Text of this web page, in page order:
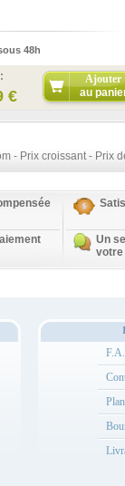
48h
€
Ajouter
au
- Prix croissant- Prix
Un
votre